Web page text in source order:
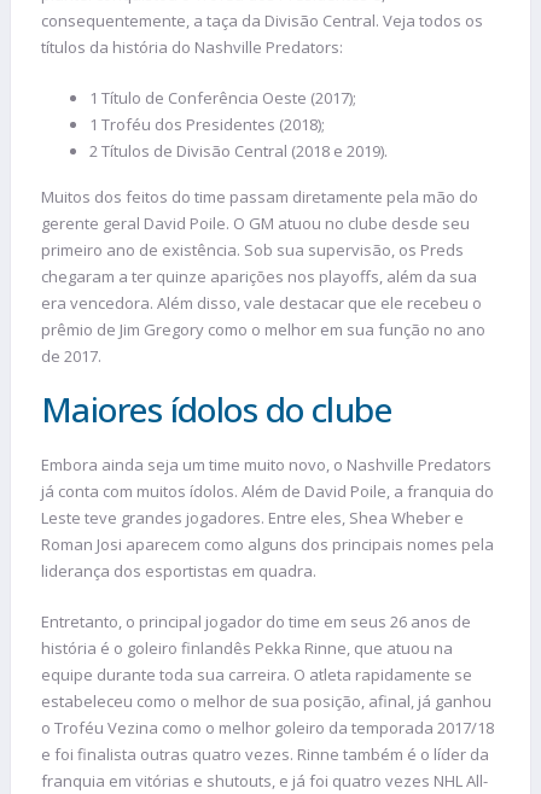
consequentemente, a taça da Divisão Central. Veja todos os
títulos da história do Nashville Predators:
1 Título de Conferência Oeste (2017);
1 Troféu dos Presidentes (2018);
2 Títulos de Divisão Central (2018 e 2019).
Muitos dos feitos do time passam diretamente pela mão do
gerente geral David Poile. O GM atuou no clube desde seu
primeiro ano de existência. Sob sua supervisão, os Preds
chegaram a ter quinze aparições nos playoffs, além da sua
era vencedora. Além disso, vale destacar que ele recebeu o
prêmio de Jim Gregory como o melhor em sua função no ano
de 2017.
Maiores ídolos do clube
Embora ainda seja um time muito novo, o Nashville Predators
já conta com muitos ídolos. Além de David Poile, a franquia do
Leste teve grandes jogadores. Entre eles, Shea Wheber e
Roman Josi aparecem como alguns dos principais nomes pela
liderança dos esportistas em quadra.
Entretanto, o principal jogador do time em seus 26 anos de
história é o goleiro finlandês Pekka Rinne, que atuou na
equipe durante toda sua carreira. O atleta rapidamente se
estabeleceu como o melhor de sua posição, afinal, já ganhou
o Troféu Vezina como o melhor goleiro da temporada 2017/18
e foi finalista outras quatro vezes. Rinne também é o líder da
franquia em vitórias e shutouts, e já foi quatro vezes NHL All-